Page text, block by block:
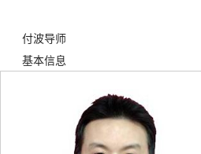
付波导师
基本信息